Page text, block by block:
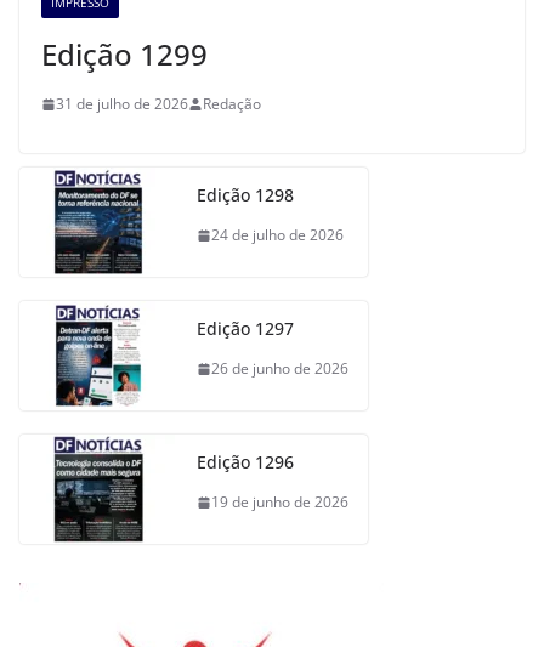
Edição 1299
31 de julho de 2026 Redação
Edição 1298
24 de julho de 2026
Edição 1297
26 de junho de 2026
Edição 1296
19 de junho de 2026